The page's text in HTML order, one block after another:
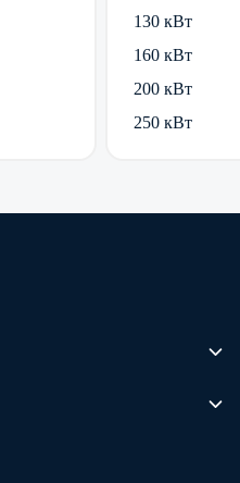
130 кВт
160 кВт
200 кВт
250 кВт